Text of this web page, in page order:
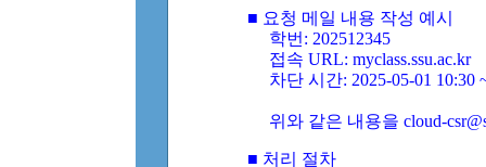
■ 요청 메일 내용 작성 예시
학번: 202512345
접속 URL: myclass.ssu.ac.kr
차단 시간: 2025-05-01 10:30
위와 같은 내용을 cloud-
■ 처리 절차